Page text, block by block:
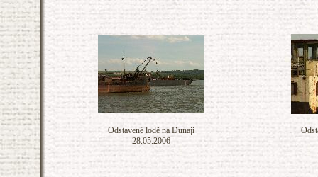
Odstavené lodě na Dunaji
28.05.2006